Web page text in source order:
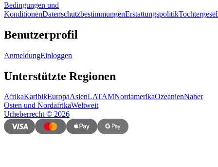
Bedingungen und
KonditionenDatenschutzbestimmungenErstattungspolitik
Benutzerprofil
AnmeldungEinloggen
Unterstützte Regionen
AfrikaKaribikEuropaAsienLATAMNordamerikaOzeanienNaher
Osten und NordafrikaWeltweit
Urheberrecht© 2026